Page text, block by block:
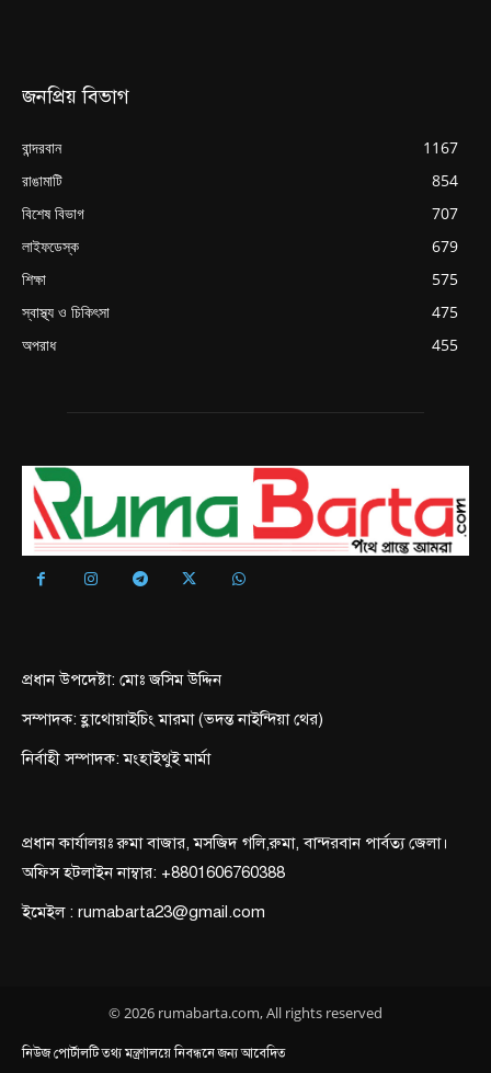
জনপ্রিয় বিভাগ
বান্দরবান
1167
রাঙামাটি
854
বিশেষ বিভাগ
707
লাইফডেস্ক
679
শিক্ষা
575
স্বাস্থ্য ও চিকিৎসা
475
অপরাধ
455
প্রধান উপদেষ্টা: মোঃ জসিম উদ্দিন
সম্পাদক: হ্লাথোয়াইচিং মারমা (ভদন্ত নাইন্দিয়া থের)
নির্বাহী সম্পাদক: মংহাইথুই মার্মা
প্রধান কার্যালয়ঃ রুমা বাজার, মসজিদ গলি,রুমা, বান্দরবান পার্বত্য জেলা।
অফিস হটলাইন নাম্বার: +8801606760388
ইমেইল : rumabarta23@gmail.com
© 2026 rumabarta.com, All rights reserved
নিউজ পোর্টালটি তথ্য মন্ত্রণালয়ে নিবন্ধনে জন্য আবেদিত